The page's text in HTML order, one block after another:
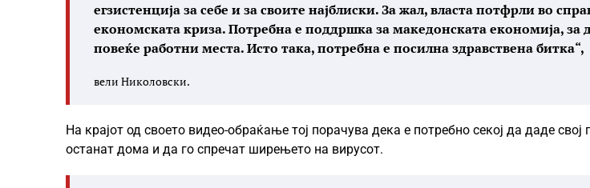
егзистенција за себе и за своите најблиски. За жал, власта потфрли во
економската криза. Потребна е поддршка за македонската економија, за
повеќе работни места. Исто така, потребна е посилна здравствена битка“,
вели Николовски.
На крајот од своето видео-обраќање тој порачува дека е потребно секој да даде свој
останат дома и да го спречат ширењето на вирусот.